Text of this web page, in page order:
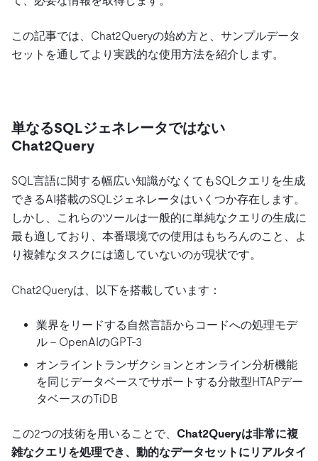
この記事では、Chat2Queryの始め方と、サンプルデータ
セットを通してより実践的な使用方法を紹介します。
単なるSQLジェネレータではない
Chat2Query
SQL言語に関する幅広い知識がなくてもSQLクエリを生成
できるAI搭載のSQLジェネレータはいくつか存在します。
しかし、これらのツールは一般的に単純なクエリの生成に
最も適しており、本番環境での使用はもちろんのこと、よ
り複雑なタスクには適していないのが現状です。
Chat2Queryは、以下を搭載しています：
業界をリードする自然言語からコードへの処理モデ
ル – OpenAIのGPT-3
オンライントランザクションとオンライン分析機能
を同じデータベースでサポートする分散型HTAPデー
タベースのTiDB
この2つの技術を用いることで、 Chat2Queryは非常に複
雑なクエリを処理でき、動的なデータセットにリアルタイ